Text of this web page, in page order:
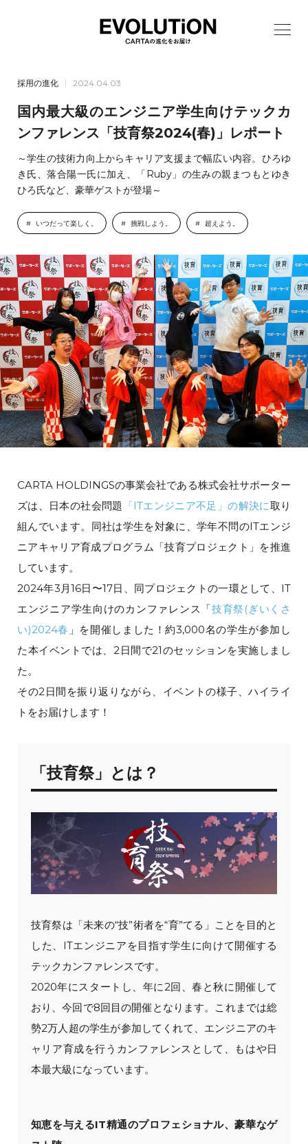
採用の進化 2024.04.03
国内最大級のエンジニア学生向けテックカ
ンファレンス「技育祭2024(春)」レポート
～学生の技術力向上からキャリア支援まで幅広い内容。ひろゆ
き氏、落合陽一氏に加え、「Ruby」の生みの親まつもとゆき
ひろ氏など、豪華ゲストが登場～
いつだって楽しく。 挑戦しよう。 超えよう。
CARTA HOLDINGSの事業会社である株式会社サポーター
ズは、日本の社会問題 「ITエンジニア不足」の解決に取り
組んでいます。同社は学生を対象に、学年不問のITエンジ
ニアキャリア育成プログラム「技育プロジェクト」を推進
しています。
2024年3月16日〜17日、同プロジェクトの一環として、IT
エンジニア学生向けのカンファレンス「技育祭(ぎいくさ
い)2024春 」を開催しました！約3,000名の学生が参加し
た本イベントでは、2日間で21のセッションを実施しまし
た。
その2日間を振り返りながら、イベントの様子、ハイライ
トをお届けします！
「技育祭」とは？
技育祭は「未来の“技”術者を“育”てる」ことを目的と
した、ITエンジニアを目指す学生に向けて開催する
テックカンファレンスです。
2020年にスタートし、年に2回、春と秋に開催して
おり、今回で8回目の開催となります。これまでは総
勢2万人超の学生が参加してくれて、エンジニアのキ
ャリア育成を行うカンファレンスとして、もはや日
本最大級になっています。
知恵を与えるIT精通のプロフェショナル、豪華なゲ